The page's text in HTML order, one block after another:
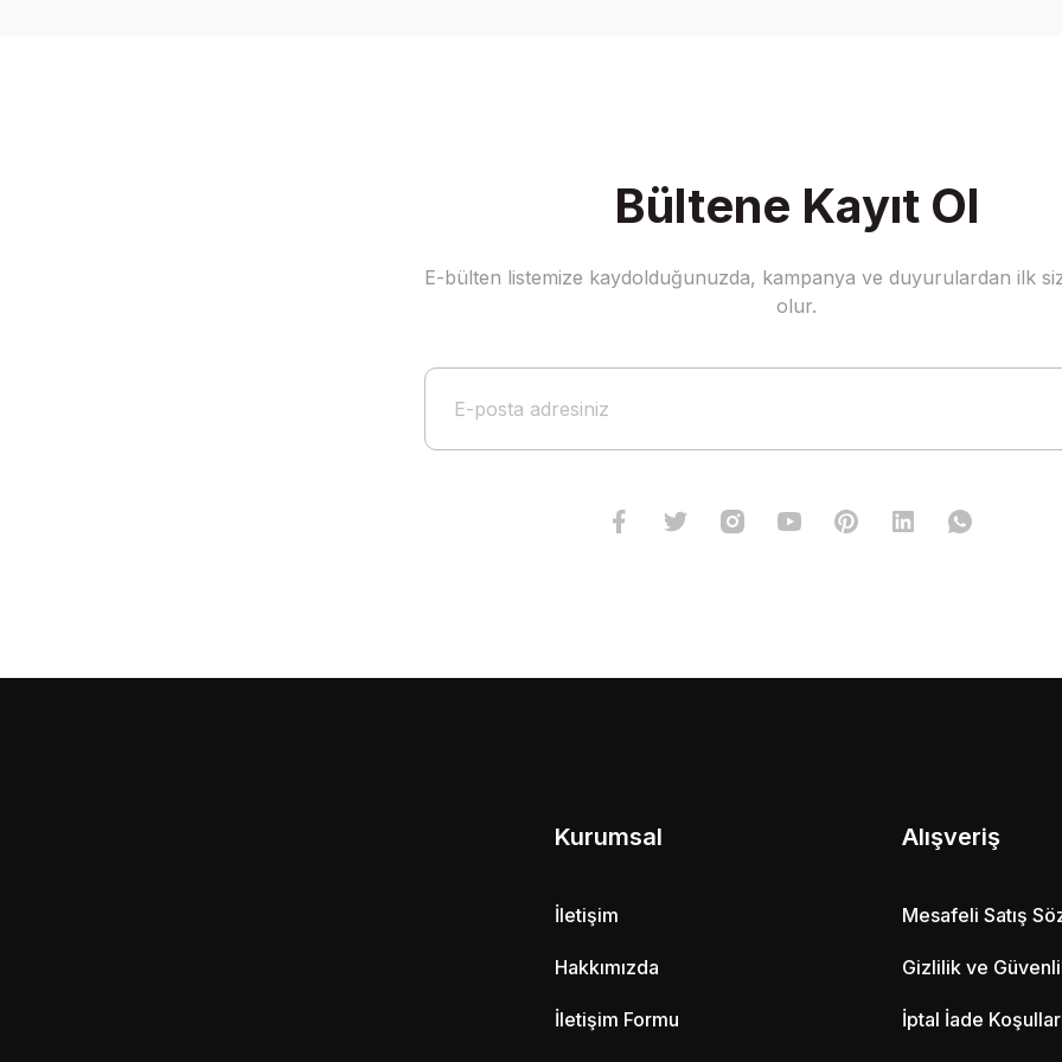
Gönder
Bültene Kayıt Ol
E-bülten listemize kaydolduğunuzda, kampanya ve duyurulardan ilk
olur.
Kurumsal
İletişim
Hakkımızda
İletişim Formu
Alışveriş
Mesafeli Satış
Gizlilik ve
İptal İade